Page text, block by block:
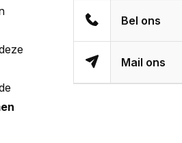
Bel ons
Mail ons